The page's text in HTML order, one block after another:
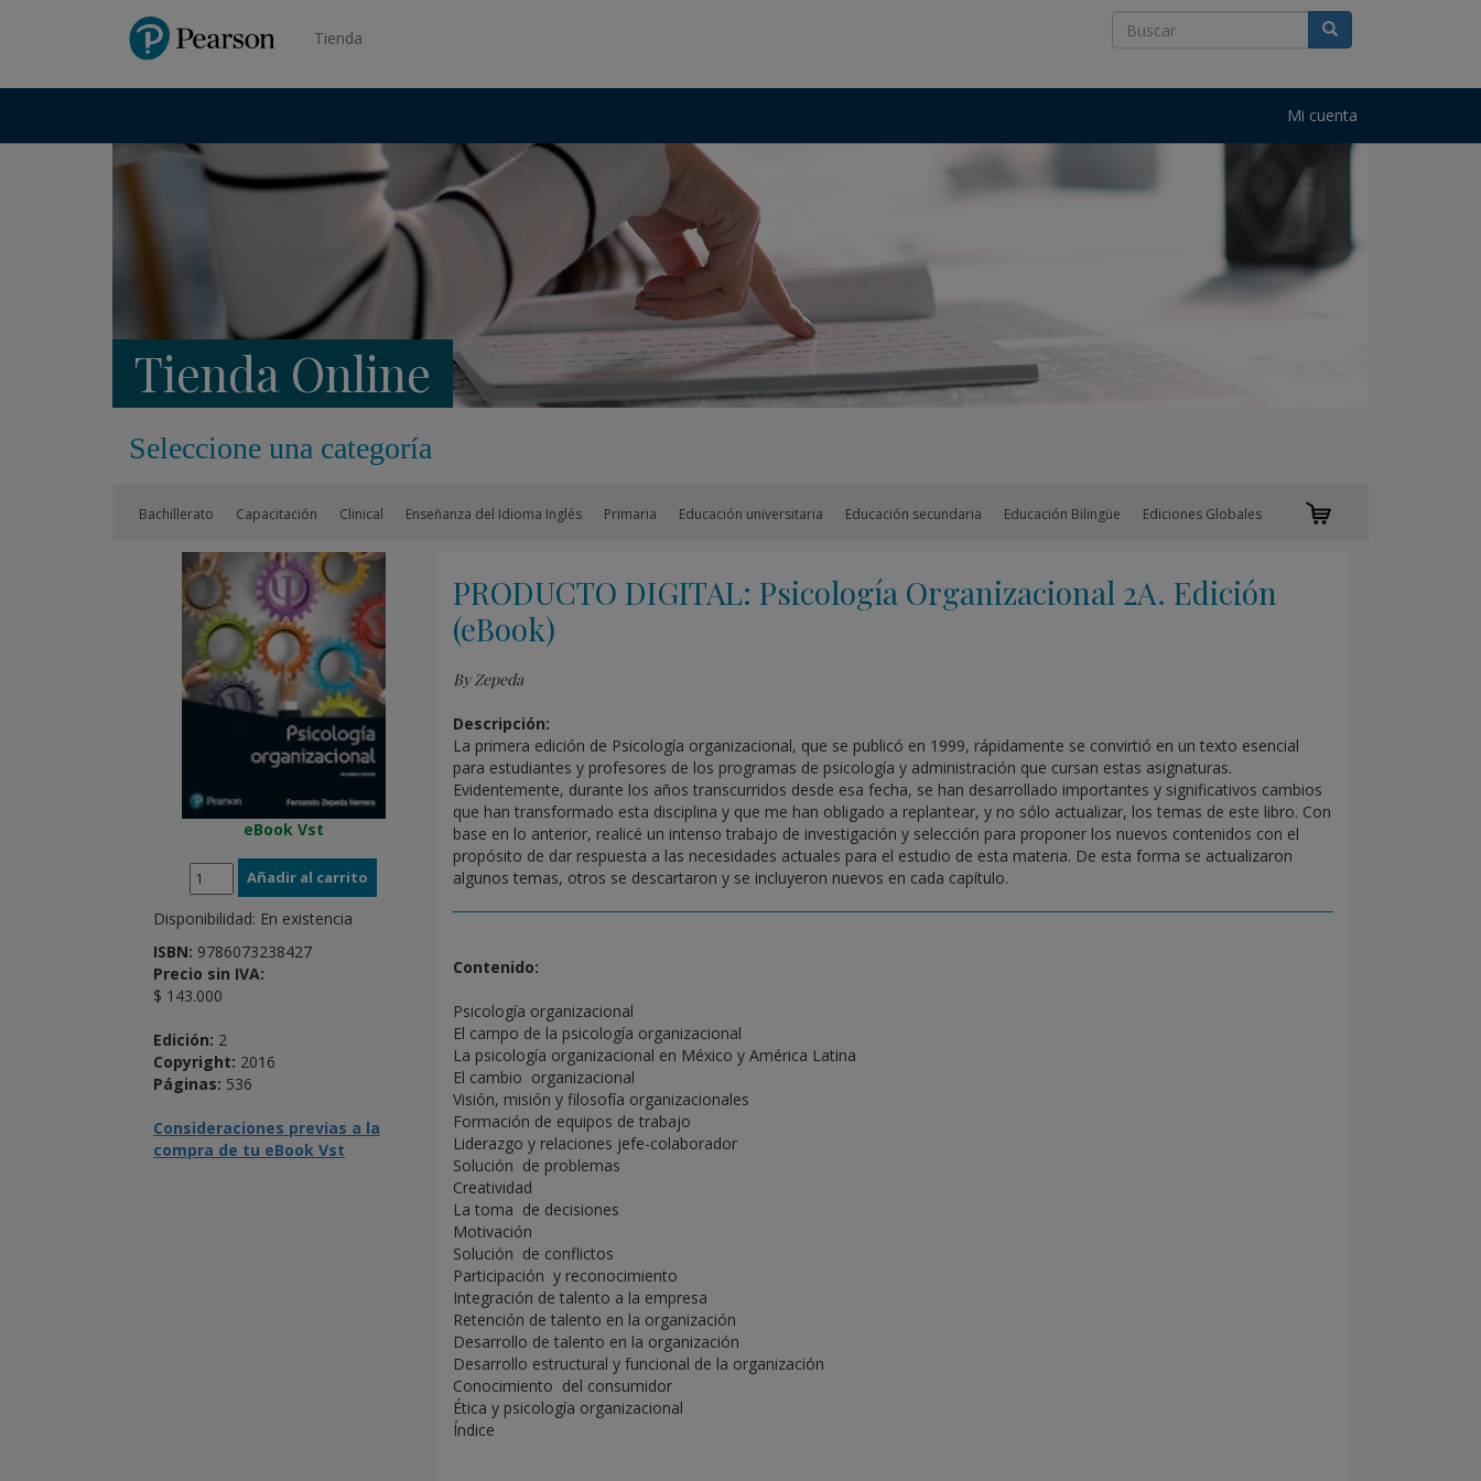
PearsonTienda
Mi cuenta
Tienda Online
Seleccione una categoría
Bachillerato Capacitación Clinical Enseñanza del Idioma Inglés Primaria Educación universitaria Educación secundaria Educación Bilingüe Ediciones Globales
eBook Vst
Disponibilidad: En existencia
ISBN: 9786073238427
Precio sin IVA:
$ 143.000
Edición: 2
Copyright: 2016
Páginas: 536
Consideraciones previas a la
compra de tu eBook Vst
PRODUCTO DIGITAL: Psicología Organizacional 2A. Edición
(eBook)
By Zepeda
Descripción:
La primera edición de Psicología organizacional, que se publicó en 1999, rápidamente se convirtió en un texto esencial
para estudiantes y profesores de los programas de psicología y administración que cursan estas asignaturas.
Evidentemente, durante los años transcurridos desde esa fecha, se han desarrollado importantes y significativos cambios
que han transformado esta disciplina y que me han obligado a replantear, y no sólo actualizar, los temas de este libro. Con
base en lo anterior, realicé un intenso trabajo de investigación y selección para proponer los nuevos contenidos con el
propósito de dar respuesta a las necesidades actuales para el estudio de esta materia. De esta forma se actualizaron
algunos temas, otros se descartaron y se incluyeron nuevos en cada capítulo.
Contenido:
Psicología organizacional
El campo de la psicología organizacional
La psicología organizacional en México y América Latina
El cambio organizacional
Visión, misión y filosofía organizacionales
Formación de equipos de trabajo
Liderazgo y relaciones jefe-colaborador
Solución de problemas
Creatividad
La toma de decisiones
Motivación
Solución de conflictos
Participación y reconocimiento
Integración de talento a la empresa
Retención de talento en la organización
Desarrollo de talento en la organización
Desarrollo estructural y funcional de la organización
Conocimiento del consumidor
Ética y psicología organizacional
Índice